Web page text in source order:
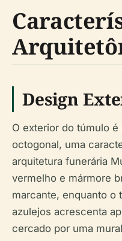
Design
O exterior do túmulo
octogonal, uma
arquitetura funerária
vermelho e mármore
marcante, enquanto o
azulejos acrescenta
cercado por uma